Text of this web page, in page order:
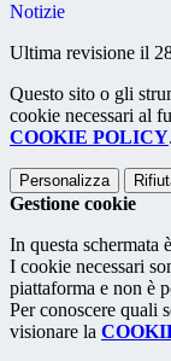
Notizie
Ultima revisione il
Questo sito o gli
cookie necessari al
COOKIE POLICY.
Personalizza
Gestione cookie
In questa schermata
I cookie necessari
piattaforma e non è
Per conoscere quali
visionare la